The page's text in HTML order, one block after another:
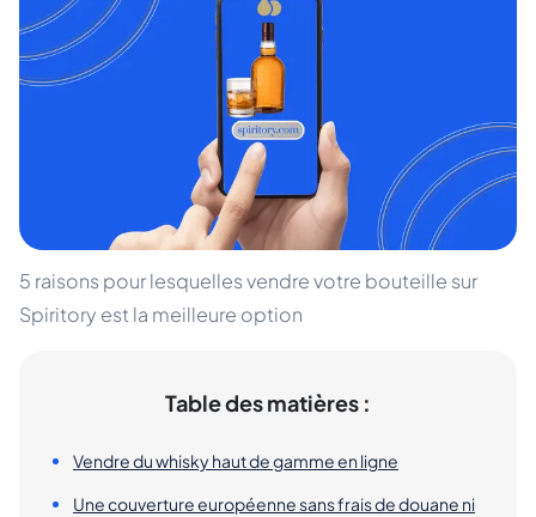
5 raisons pour lesquelles vendre votre bouteille sur
Spiritory est la meilleure option
Table des matières :
Vendre du whisky haut de gamme en ligne
Une couverture européenne sans frais de douane ni